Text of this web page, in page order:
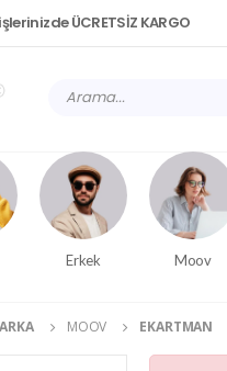
ÜCRETSİZ KARGO
Erkek Moov
MOOV EKARTMAN